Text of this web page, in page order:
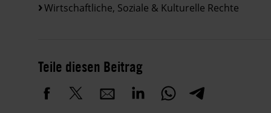
Wirtschaftliche, Soziale & Kulturelle Rechte
Teile diesen Beitrag